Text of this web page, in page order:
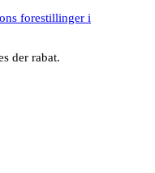
forestillinger i
der rabat.